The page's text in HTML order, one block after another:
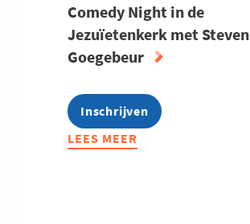
Comedy Night in de
Jezuïetenkerk met Steven
Goegebeur
Inschrijven
LEES MEER
ABOUT